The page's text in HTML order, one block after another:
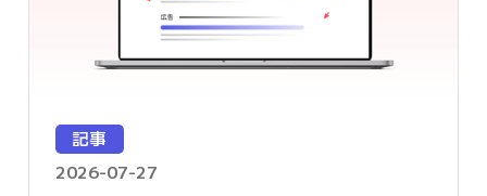
記事
2026-07-27